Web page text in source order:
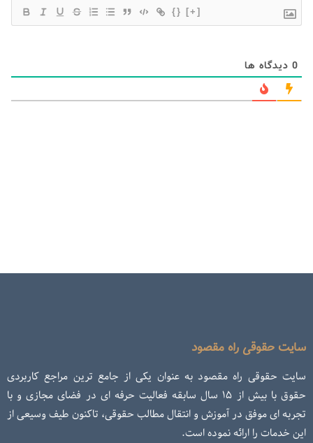
{} [+]
0 دیدگاه ها
سایت حقوقی راه مقصود
سایت حقوقی راه مقصود به عنوان یکی از جامع ترین مراجع کاربردی
حقوق با بیش از ۱۵ سال سابقه فعالیت حرفه ای در فضای مجازی و با
تجربه ای موفق در آموزش و انتقال مطالب حقوقی، تاکنون طیف وسیعی از
این خدمات را ارائه نموده است.